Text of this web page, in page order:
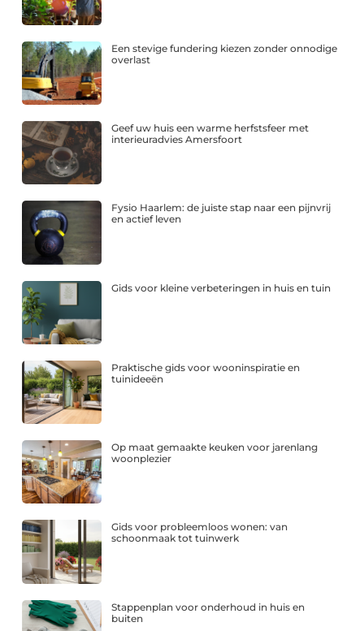
Een stevige fundering kiezen zonder onnodige
overlast
Geef uw huis een warme herfstsfeer met
interieuradvies Amersfoort
Fysio Haarlem: de juiste stap naar een pijnvrij
en actief leven
Gids voor kleine verbeteringen in huis en tuin
Praktische gids voor wooninspiratie en
tuinideeën
Op maat gemaakte keuken voor jarenlang
woonplezier
Gids voor probleemloos wonen: van
schoonmaak tot tuinwerk
Stappenplan voor onderhoud in huis en
buiten